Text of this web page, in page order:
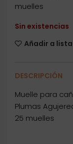
muelles
Sin existencias
Añadir a
DESCRIPCIÓN
Muelle para
Plumas
25 muelles